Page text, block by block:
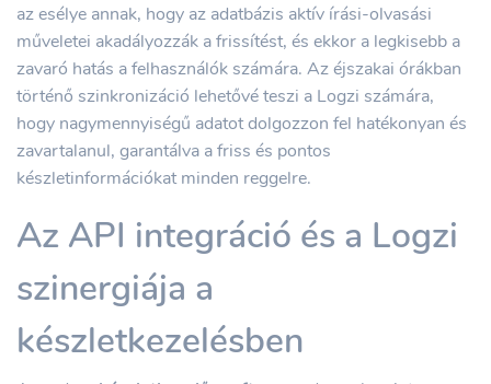
az esélye annak, hogy az adatbázis aktív írási-olvasási
műveletei akadályozzák a frissítést, és ekkor a legkisebb a
zavaró hatás a felhasználók számára. Az éjszakai órákban
történő szinkronizáció lehetővé teszi a Logzi számára,
hogy nagymennyiségű adatot dolgozzon fel hatékonyan és
zavartalanul, garantálva a friss és pontos
készletinformációkat minden reggelre.
Az API integráció és a Logzi
szinergiája a
készletkezelésben